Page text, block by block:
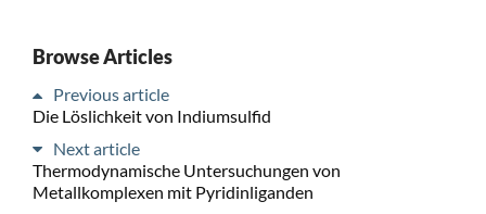
Browse Articles
Previous article
Die Löslichkeit von Indiumsulfid
Next article
Thermodynamische Untersuchungen von
Metallkomplexen mit Pyridinliganden